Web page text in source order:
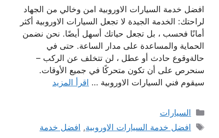
افضل خدمة السيارات الاوروبية امن وخالي من الجهاد
لراحتك: الخدمة الجيدة لا تجعل السيارات الاوروبية أكثر
أمانًا فحسب ، بل تجعل حياتك أسهل أيضًا. نحن نضمن
الحماية والمساعدة على مدار الساعة. حتى في
حالةوقوع حادث أو عطل ، لن تتخلف عن الركب –
سنحرص على أن تكون متحركًا في جميع الأوقات.
سيقوم فني السيارات الاوروبية … اقرأ المزيد
التصنيفات
السيارات
الوسوم
افضل خدمة السيارات الاوروبية, افضل خدمة